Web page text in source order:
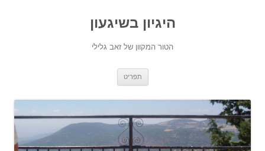
היגיון בשיגעון
הטור המקוון של זאב גלילי
תפריט